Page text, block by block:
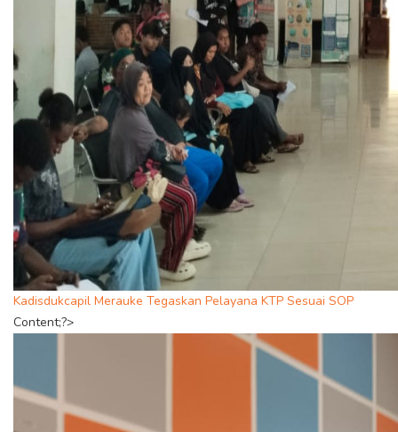
Kadisdukcapil Merauke Tegaskan Pelayana KTP Sesuai SOP
Content;?>